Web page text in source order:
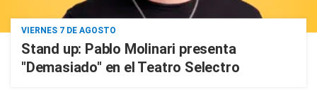
VIERNES 7 DE AGOSTO
Stand up: Pablo Molinari presenta
"Demasiado" en el Teatro Selectro